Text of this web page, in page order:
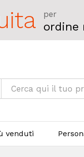
per
ordine
venduti